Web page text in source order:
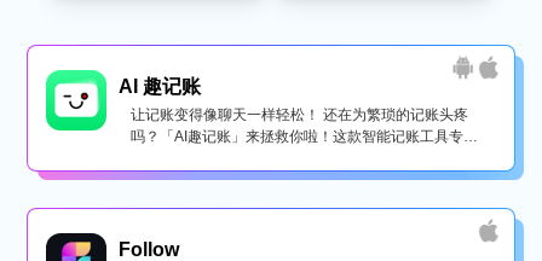
AI 趣记账
让记账变得像聊天一样轻松！ 还在为繁琐的记账头疼
吗？「AI趣记账」来拯救你啦！这款智能记账工具专为
Follow